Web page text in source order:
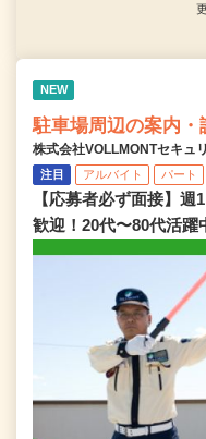
NEW
駐車場周辺の案内・
株式会社VOLLMONTセキュ
注目 アルバイト パート
【応募者必ず面接】
歓迎！20代〜80代活躍